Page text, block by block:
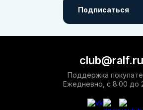
Подписаться
club@ralf.ru
Поддержка
Ежедневно, с 8:00 до